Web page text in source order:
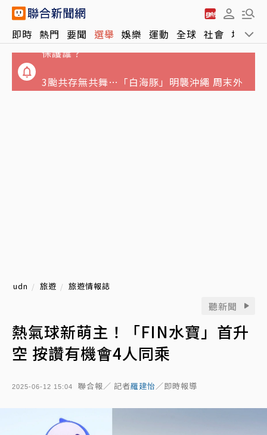
即時 熱門 要聞 選舉 娛樂 運動 全球 社會 地方
保護誰？
圍環流對台影響曝
udn 旅遊 旅遊情報誌
聽新聞
熱氣球新萌主！「FIN水寶」首升
空 按讚有機會4人同乘
2025-06-12 15:04 聯合報／ 記者羅建怡／即時報導